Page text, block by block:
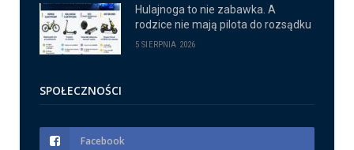
Hulajnoga to nie zabawka. A
rodzice nie mają pilota do rozsądku
5 SIERPNIA 2026
SPOŁECZNOŚCI
Facebook